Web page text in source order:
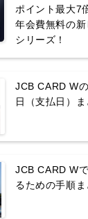
ポイント最大7
年会費無料の
シリーズ！
JCB CARD W
日（支払日）ま
JCB CARD W
るための手順ま